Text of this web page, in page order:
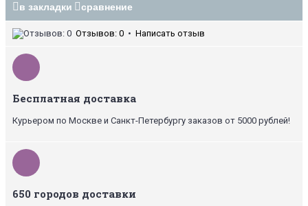
в закладки сравнение
Отзывов: 0 • Написать отзыв
Бесплатная доставка
Курьером по Москве и Санкт-Петербургу заказов от 5000 рублей!
650 городов доставки